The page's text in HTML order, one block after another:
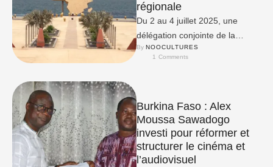
régionale
Du 2 au 4 juillet 2025, une
délégation conjointe de la
CEDEAO et de l’UEMOA a
By NOOCULTURES
1 Comments
Burkina Faso : Alex
Moussa Sawadogo
investi pour réformer et
structurer le cinéma et
l’audiovisuel